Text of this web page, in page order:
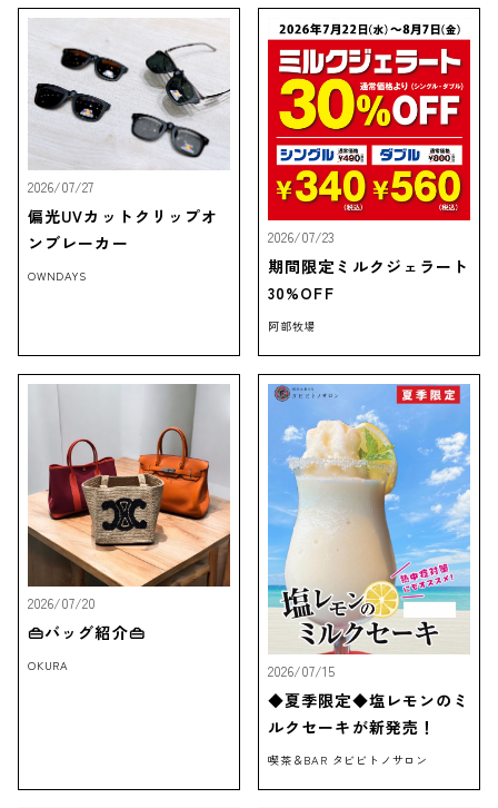
2026/07/27
偏光UVカットクリップオ
ンブレーカー
OWNDAYS
2026/07/23
期間限定ミルクジェラート
30%OFF
阿部牧場
2026/07/20
👜バッグ紹介👜
OKURA 2026/07/15
◆夏季限定◆塩レモンのミ
ルクセーキが新発売！
喫茶＆BAR タビビトノサロン